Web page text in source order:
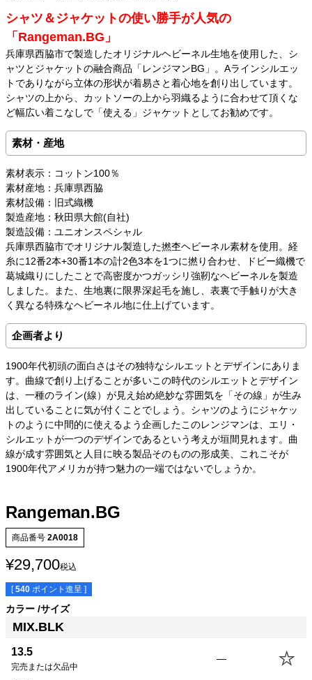
シャツ＆ジャケットの使い勝手が人気の
「Rangeman.BG」
兵庫県西脇市で製造したオリジナルヘビーネル生地を使用した、シ
ャツとジャケットの融合商品「レンジマンBG」。Aラインシルエッ
トでありながら立体の形状が着易さと着心地を創り出しています。
シャツの上から、カットソーの上から羽織るように合わせて頂くな
ど幅広い着こなしで「使える」ジャケットとしてお勧めです。
素材・産地
素材表示：コットン100％
素材産地：兵庫県西脇
素材設備：旧式織機
製造産地：秋田県大館(自社)
製造設備：ユニオンスペシャル
兵庫県西脇市でオリジナル製造した撚杢ヘビーネル素材を使用。経
糸に12番2本+30番1本の計2色3本を1つに撚り合わせ、ドビー織機で
葛城織りにしたことで高密度かつガッシリ強靭なヘビーネルを製造
しました。また、生地裏に限界深起毛を施し、表裏で手触りが大き
く異なる特殊なヘビーネル地に仕上げています。
企画者より
1900年代初頭の面白さはその独特なシルエットとデザインにありま
す。曲線で創り上げることが多いこの時代のシルエットとデザイン
は、一種のライン(線）が見え始め絶妙な雰囲気を「その線」が生み
出していることに気が付くことでしょう。シャツのようにジャケッ
トのように中間的に使えるよう企画したこのレンジマンは、エリ・
シルエットが一つのデザインであるという考えが垣間見れます。曲
線が成す雰囲気と人目に映る製品そのものの形成美、これこそが
1900年代アメリカが持つ魅力の一端ではないでしょうか。
Rangeman.BG
商品番号 2A0018
¥29,700税込
[ 540 ポイント進呈 ]
カラー サイズ
MIX.BLK
13.5
完売または欠品中
—